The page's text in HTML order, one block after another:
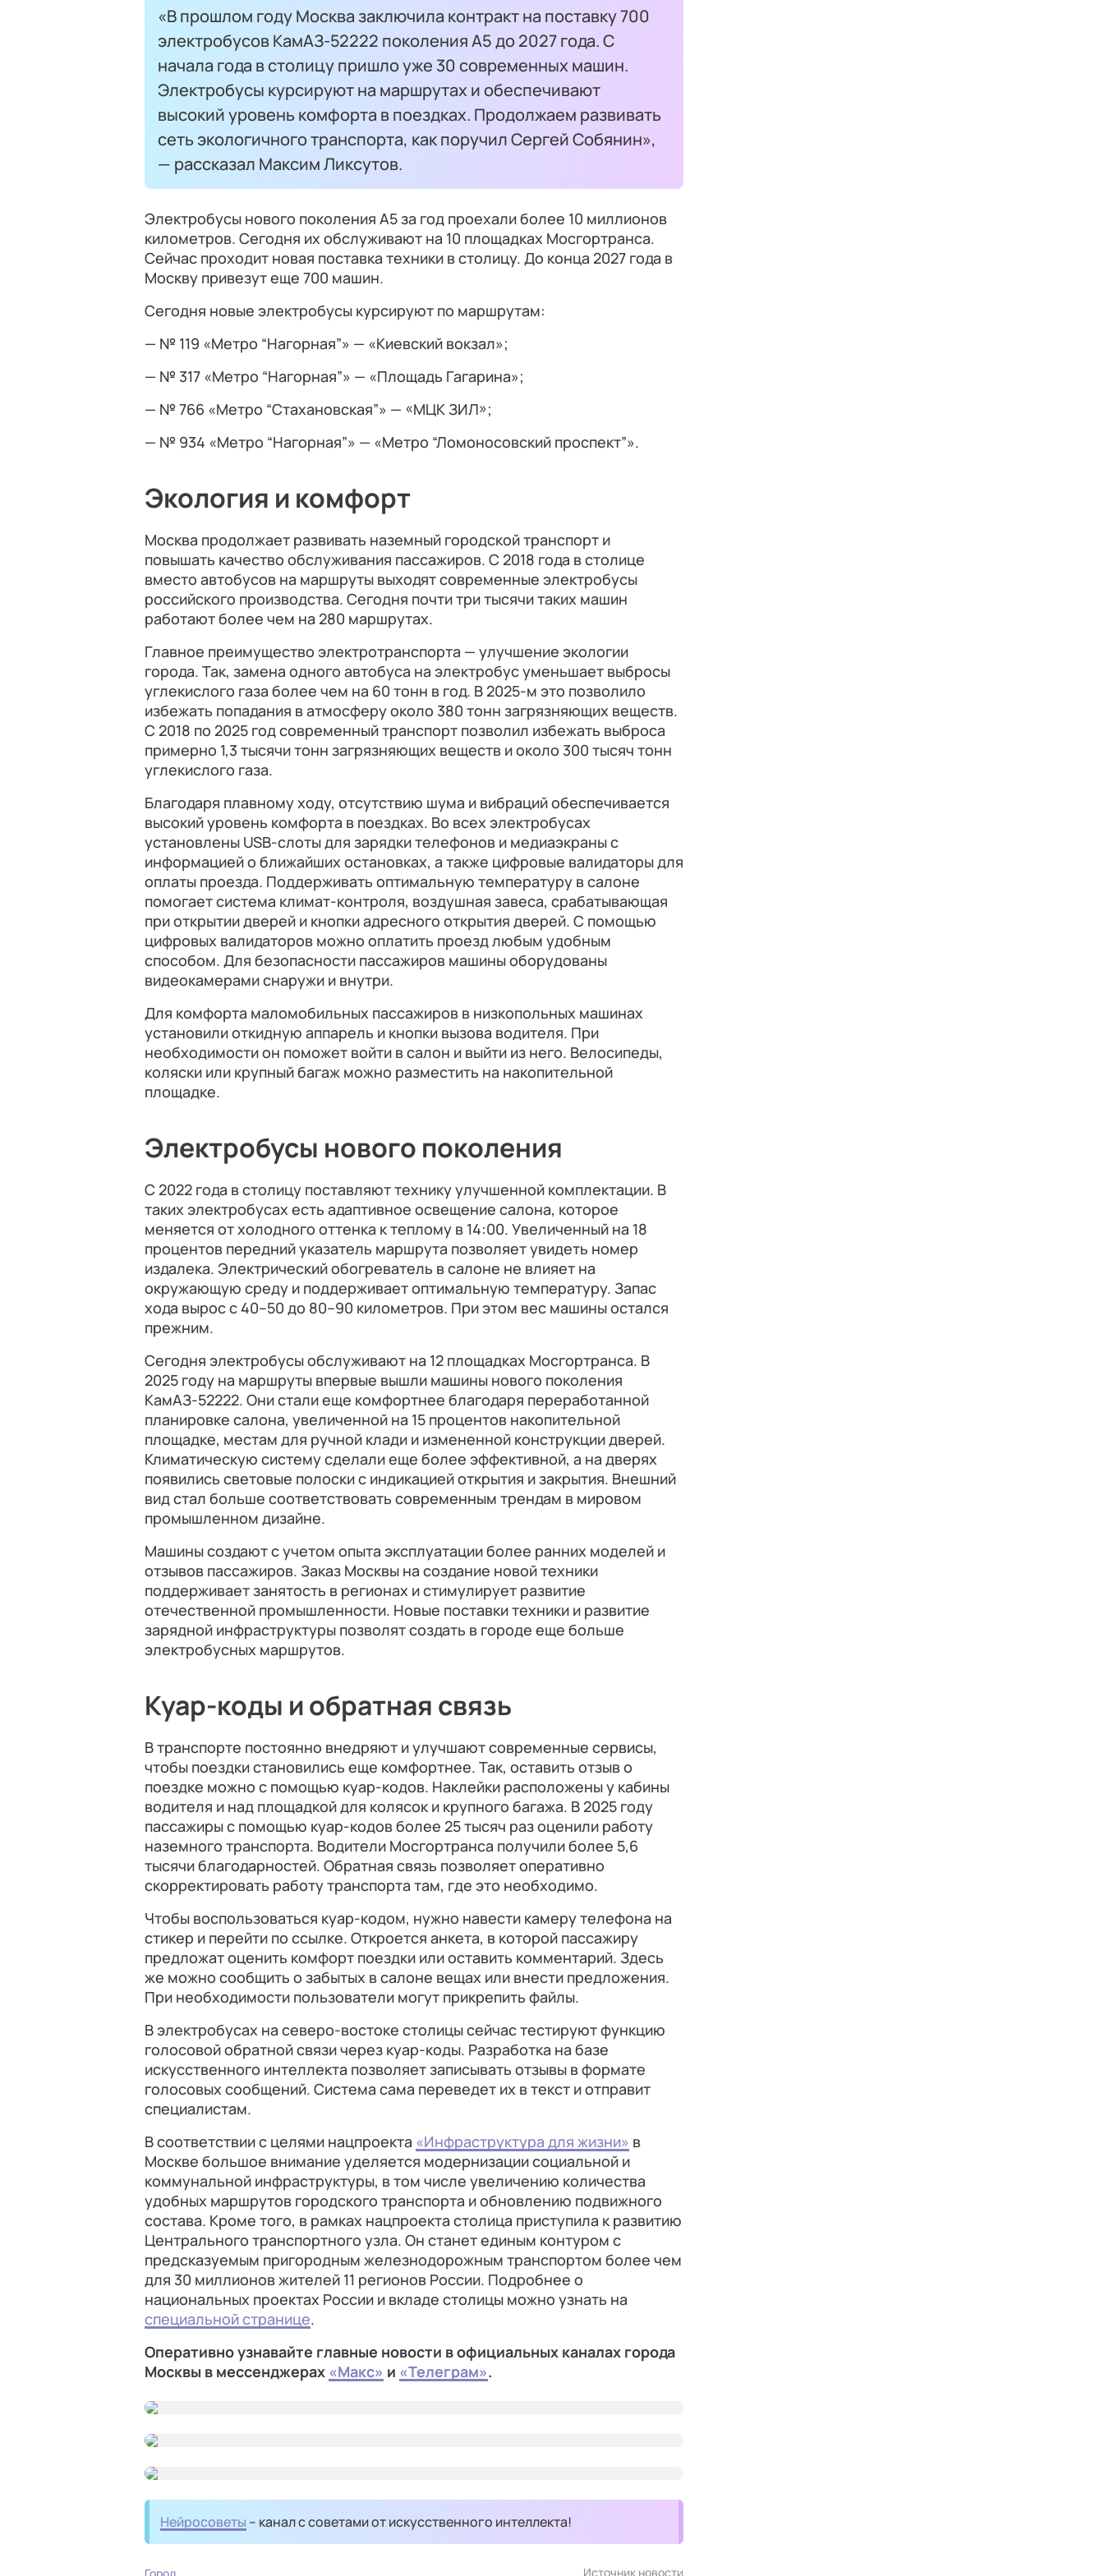
«В прошлом году Москва заключила контракт на поставку 700
электробусов КамАЗ-52222 поколения А5 до 2027 года. С
начала года в столицу пришло уже 30 современных машин.
Электробусы курсируют на маршрутах и обеспечивают
высокий уровень комфорта в поездках. Продолжаем развивать
сеть экологичного транспорта, как поручил Сергей Собянин»,
— рассказал Максим Ликсутов.
Электробусы нового поколения А5 за год проехали более 10 миллионов
километров. Сегодня их обслуживают на 10 площадках Мосгортранса.
Сейчас проходит новая поставка техники в столицу. До конца 2027 года в
Москву привезут еще 700 машин.
Сегодня новые электробусы курсируют по маршрутам:
— № 119 «Метро “Нагорная”» — «Киевский вокзал»;
— № 317 «Метро “Нагорная”» — «Площадь Гагарина»;
— № 766 «Метро “Стахановская”» — «МЦК ЗИЛ»;
— № 934 «Метро “Нагорная”» — «Метро “Ломоносовский проспект”».
Экология и комфорт
Москва продолжает развивать наземный городской транспорт и
повышать качество обслуживания пассажиров. С 2018 года в столице
вместо автобусов на маршруты выходят современные электробусы
российского производства. Сегодня почти три тысячи таких машин
работают более чем на 280 маршрутах.
Главное преимущество электротранспорта — улучшение экологии
города. Так, замена одного автобуса на электробус уменьшает выбросы
углекислого газа более чем на 60 тонн в год. В 2025-м это позволило
избежать попадания в атмосферу около 380 тонн загрязняющих веществ.
С 2018 по 2025 год современный транспорт позволил избежать выброса
примерно 1,3 тысячи тонн загрязняющих веществ и около 300 тысяч тонн
углекислого газа.
Благодаря плавному ходу, отсутствию шума и вибраций обеспечивается
высокий уровень комфорта в поездках. Во всех электробусах
установлены USB-слоты для зарядки телефонов и медиаэкраны с
информацией о ближайших остановках, а также цифровые валидаторы для
оплаты проезда. Поддерживать оптимальную температуру в салоне
помогает система климат-контроля, воздушная завеса, срабатывающая
при открытии дверей и кнопки адресного открытия дверей. С помощью
цифровых валидаторов можно оплатить проезд любым удобным
способом. Для безопасности пассажиров машины оборудованы
видеокамерами снаружи и внутри.
Для комфорта маломобильных пассажиров в низкопольных машинах
установили откидную аппарель и кнопки вызова водителя. При
необходимости он поможет войти в салон и выйти из него. Велосипеды,
коляски или крупный багаж можно разместить на накопительной
площадке.
Электробусы нового поколения
С 2022 года в столицу поставляют технику улучшенной комплектации. В
таких электробусах есть адаптивное освещение салона, которое
меняется от холодного оттенка к теплому в 14:00. Увеличенный на 18
процентов передний указатель маршрута позволяет увидеть номер
издалека. Электрический обогреватель в салоне не влияет на
окружающую среду и поддерживает оптимальную температуру. Запас
хода вырос с 40–50 до 80–90 километров. При этом вес машины остался
прежним.
Сегодня электробусы обслуживают на 12 площадках Мосгортранса. В
2025 году на маршруты впервые вышли машины нового поколения
КамАЗ-52222. Они стали еще комфортнее благодаря переработанной
планировке салона, увеличенной на 15 процентов накопительной
площадке, местам для ручной клади и измененной конструкции дверей.
Климатическую систему сделали еще более эффективной, а на дверях
появились световые полоски с индикацией открытия и закрытия. Внешний
вид стал больше соответствовать современным трендам в мировом
промышленном дизайне.
Машины создают с учетом опыта эксплуатации более ранних моделей и
отзывов пассажиров. Заказ Москвы на создание новой техники
поддерживает занятость в регионах и стимулирует развитие
отечественной промышленности. Новые поставки техники и развитие
зарядной инфраструктуры позволят создать в городе еще больше
электробусных маршрутов.
Куар-коды и обратная связь
В транспорте постоянно внедряют и улучшают современные сервисы,
чтобы поездки становились еще комфортнее. Так, оставить отзыв о
поездке можно с помощью куар-кодов. Наклейки расположены у кабины
водителя и над площадкой для колясок и крупного багажа. В 2025 году
пассажиры с помощью куар-кодов более 25 тысяч раз оценили работу
наземного транспорта. Водители Мосгортранса получили более 5,6
тысячи благодарностей. Обратная связь позволяет оперативно
скорректировать работу транспорта там, где это необходимо.
Чтобы воспользоваться куар-кодом, нужно навести камеру телефона на
стикер и перейти по ссылке. Откроется анкета, в которой пассажиру
предложат оценить комфорт поездки или оставить комментарий. Здесь
же можно сообщить о забытых в салоне вещах или внести предложения.
При необходимости пользователи могут прикрепить файлы.
В электробусах на северо-востоке столицы сейчас тестируют функцию
голосовой обратной связи через куар-коды. Разработка на базе
искусственного интеллекта позволяет записывать отзывы в формате
голосовых сообщений. Система сама переведет их в текст и отправит
специалистам.
В соответствии с целями нацпроекта «Инфраструктура для жизни» в
Москве большое внимание уделяется модернизации социальной и
коммунальной инфраструктуры, в том числе увеличению количества
удобных маршрутов городского транспорта и обновлению подвижного
состава. Кроме того, в рамках нацпроекта столица приступила к развитию
Центрального транспортного узла. Он станет единым контуром с
предсказуемым пригородным железнодорожным транспортом более чем
для 30 миллионов жителей 11 регионов России. Подробнее о
национальных проектах России и вкладе столицы можно узнать на
специальной странице.
Оперативно узнавайте главные новости в официальных каналах города
Москвы в мессенджерах «Макс» и «Телеграм».
Нейросоветы – канал с советами от искусственного интеллекта!
Источник новости